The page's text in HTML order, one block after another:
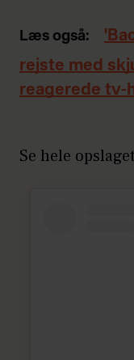
Læs også:
rejste med
reagerede tv-
Se hele